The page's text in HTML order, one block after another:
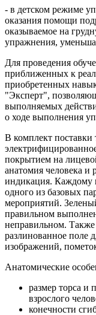
- в детском режиме
оказания помощи
оказываемое на
упражнения,
Для проведения
приближенных к
приобретенных
"Эксперт",
выполняемых
о ходе выполнения
В комплект поставки
покрытием на
анатомия человека и
индикация. Каждому
одного из базовых
мероприятий.
правильном
неправильном.
разлинованное поле
изображений,
Анатомические
размер торса и
взрослого
конечности